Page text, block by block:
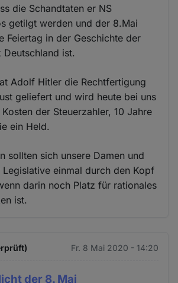
die Schandtaten er NS
getilgt werden und der 8.Mai
Feiertag in der Geschichte der
Deutschland ist.
Adolf Hitler die Rechtfertigung
geliefert und wird heute bei uns
der Steuerzahler, 10 Jahre
ein Held.
sollten sich unsere Damen und
einmal durch den Kopf
darin noch Platz für rationales
ist.
Fr. 8 Mai 2020 - 14:20
der 8. Mai